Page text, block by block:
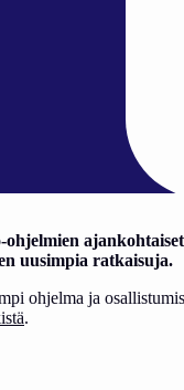
uusimpia ratkaisuja.
ohjelma ja
.